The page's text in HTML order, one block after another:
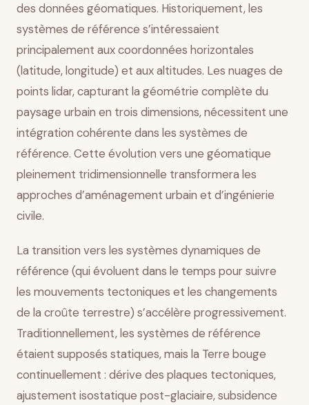
des données géomatiques. Historiquement, les
systèmes de référence s’intéressaient
principalement aux coordonnées horizontales
(latitude, longitude) et aux altitudes. Les nuages de
points lidar, capturant la géométrie complète du
paysage urbain en trois dimensions, nécessitent une
intégration cohérente dans les systèmes de
référence. Cette évolution vers une géomatique
pleinement tridimensionnelle transformera les
approches d’aménagement urbain et d’ingénierie
civile.
La transition vers les systèmes dynamiques de
référence (qui évoluent dans le temps pour suivre
les mouvements tectoniques et les changements
de la croûte terrestre) s’accélère progressivement.
Traditionnellement, les systèmes de référence
étaient supposés statiques, mais la Terre bouge
continuellement : dérive des plaques tectoniques,
ajustement isostatique post-glaciaire, subsidence